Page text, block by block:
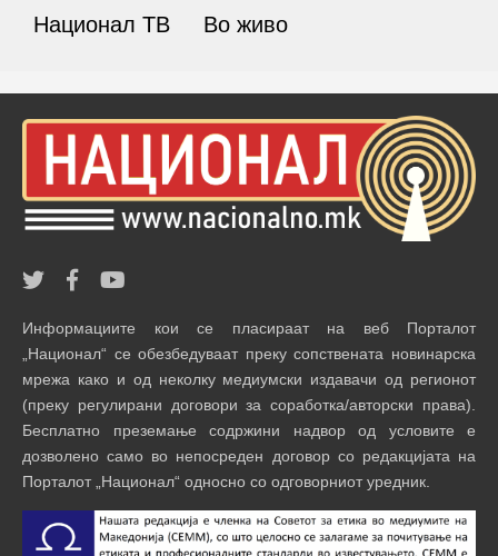
Национал ТВ Во живо
Информациите кои се пласираат на веб Порталот
„Национал“ се обезбедуваат преку сопствената новинарска
мрежа како и од неколку медиумски издавачи од регионот
(преку регулирани договори за соработка/авторски права).
Бесплатно преземање содржини надвор од условите е
дозволено само во непосреден договор со редакцијата на
Порталот „Национал“ односно со одговорниот уредник.